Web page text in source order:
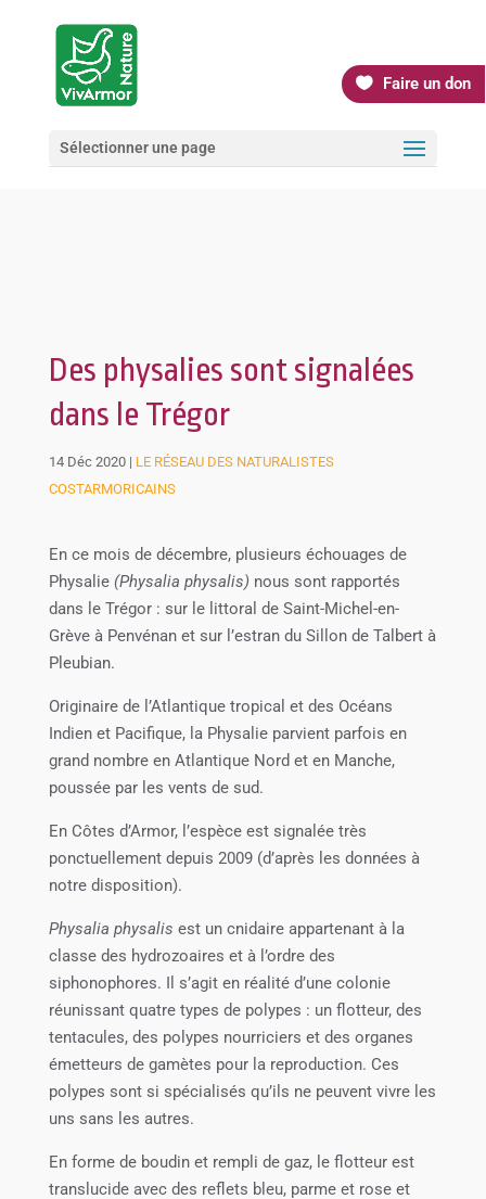
Faire un don
Sélectionner une page
Des physalies sont signalées
dans le Trégor
14 Déc 2020| LE RÉSEAU DES NATURALISTES
COSTARMORICAINS
En ce mois de décembre, plusieurs échouages de
Physalie (Physalia physalis) nous sont rapportés
dans le Trégor : sur le littoral de Saint-Michel-en-
Grève à Penvénan et sur l’estran du Sillon de Talbert à
Pleubian.
Originaire de l’Atlantique tropical et des Océans
Indien et Pacifique, la Physalie parvient parfois en
grand nombre en Atlantique Nord et en Manche,
poussée par les vents de sud.
En Côtes d’Armor, l’espèce est signalée très
ponctuellement depuis 2009 (d’après les données à
notre disposition).
Physalia physalis est un cnidaire appartenant à la
classe des hydrozoaires et à l’ordre des
siphonophores. Il s’agit en réalité d’une colonie
réunissant quatre types de polypes : un flotteur, des
tentacules, des polypes nourriciers et des organes
émetteurs de gamètes pour la reproduction. Ces
polypes sont si spécialisés qu’ils ne peuvent vivre les
uns sans les autres.
En forme de boudin et rempli de gaz, le flotteur est
translucide avec des reflets bleu, parme et rose et